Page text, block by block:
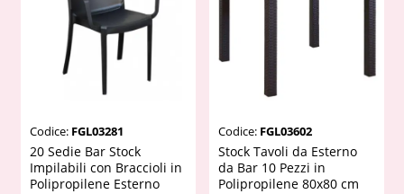
Codice: FGL03281
20 Sedie Bar Stock
Impilabili con Braccioli in
Polipropilene Esterno
Codice: FGL03602
Stock Tavoli da Esterno
da Bar 10 Pezzi in
Polipropilene 80x80 cm